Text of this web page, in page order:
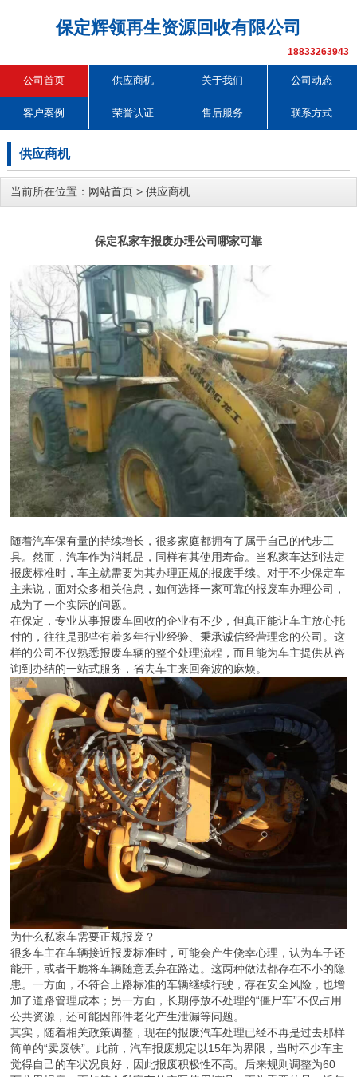
保定辉领再生资源回收有限公司
18833263943
公司首页 供应商机 关于我们 公司动态
客户案例 荣誉认证 售后服务 联系方式
供应商机
当前所在位置： 网站首页 > 供应商机
保定私家车报废办理公司哪家可靠
随着汽车保有量的持续增长，很多家庭都拥有了属于自己的代步工
具。然而，汽车作为消耗品，同样有其使用寿命。当私家车达到法定
报废标准时，车主就需要为其办理正规的报废手续。对于不少保定车
主来说，面对众多相关信息，如何选择一家可靠的报废车办理公司，
成为了一个实际的问题。
在保定，专业从事报废车回收的企业有不少，但真正能让车主放心托
付的，往往是那些有着多年行业经验、秉承诚信经营理念的公司。这
样的公司不仅熟悉报废车辆的整个处理流程，而且能为车主提供从咨
询到办结的一站式服务，省去车主来回奔波的麻烦。
为什么私家车需要正规报废？
很多车主在车辆接近报废标准时，可能会产生侥幸心理，认为车子还
能开，或者干脆将车辆随意丢弃在路边。这两种做法都存在不小的隐
患。一方面，不符合上路标准的车辆继续行驶，存在安全风险，也增
加了道路管理成本；另一方面，长期停放不处理的“僵尸车”不仅占用
公共资源，还可能因部件老化产生泄漏等问题。
其实，随着相关政策调整，现在的报废汽车处理已经不再是过去那样
简单的“卖废铁”。此前，汽车报废规定以15年为界限，当时不少车主
觉得自己的车状况良好，因此报废积极性不高。后来规则调整为60